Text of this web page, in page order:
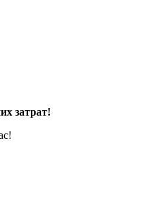
затрат!